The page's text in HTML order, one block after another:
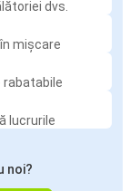
dvs.
mișcare
rabatabile
lucrurile
noi?